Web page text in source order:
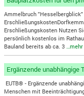
Ammelbruch "Hesselbergblick"
Erschließungskosten Nutzen
persönlich kostenlos im
Bauland bereits ab ca. 3…mehr
Ergänzende unabhängige
EUTB® - Ergänzende
Menschen mit